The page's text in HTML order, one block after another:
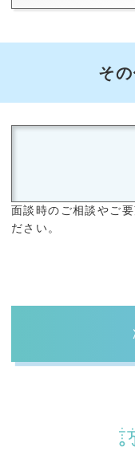
そ
面談時のご相談やご
ださい。